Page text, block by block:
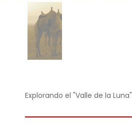
Explorando el "Valle de la Luna"